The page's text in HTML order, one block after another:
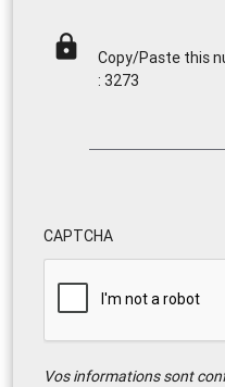
lock
Copy/Paste this
: 3273
CAPTCHA
Vos informations sont